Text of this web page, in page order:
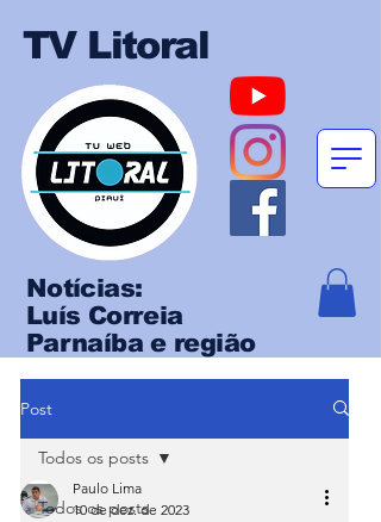
TV Litoral
Notícias:
Luís Correia
Parnaíba e região
Post
Todos os posts
Todos os posts
Paulo Lima
10 de dez. de 2023